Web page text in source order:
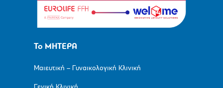
Το ΜΗΤΕΡΑ
Μαιευτική – Γυναικολογική Κλινική